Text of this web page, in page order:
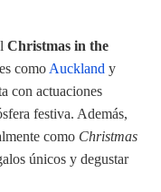
Christmas in the
como Auckland y
con actuaciones
festiva. Además,
como Christmas
únicos y degustar